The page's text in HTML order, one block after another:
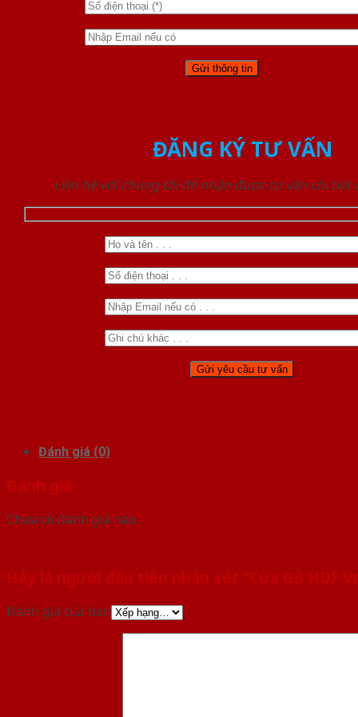
ĐĂNG KÝ TƯ VẤN
Liên hệ với chúng tôi để nhận được tư vấn chi tiết
Đánh giá (0)
Đánh giá
Chưa có đánh giá nào.
Hãy là người đầu tiên nhận xét “Cửa Gỗ HDF
Đánh giá của bạn